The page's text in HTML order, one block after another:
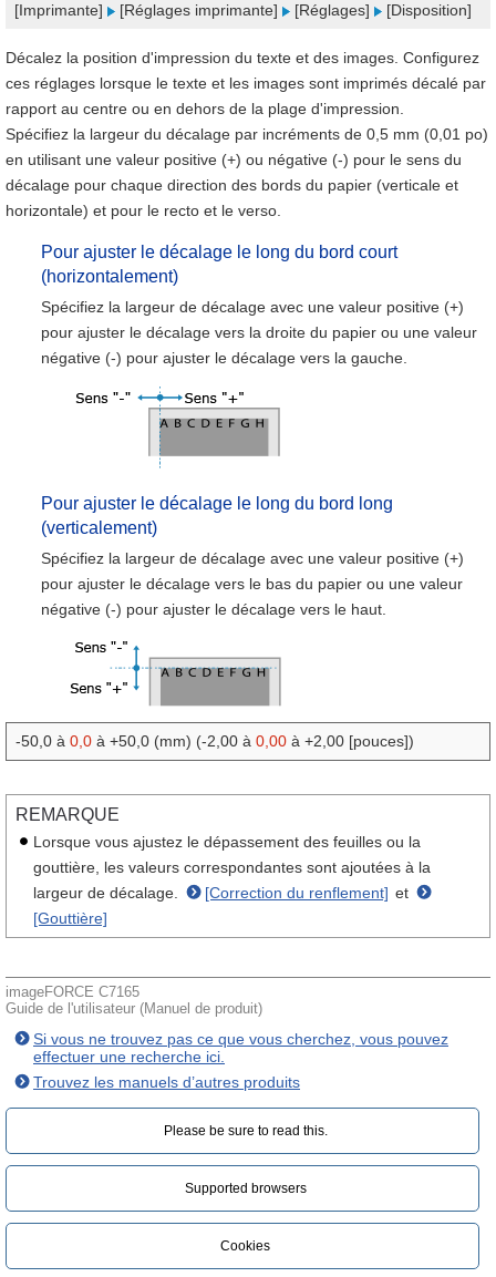
[Imprimante]
[Réglages imprimante] [Réglages] [Disposition]
Décalez la position d'impression du texte et des images. Configurez
ces réglages lorsque le texte et les images sont imprimés décalé par
rapport au centre ou en dehors de la plage d'impression.
Spécifiez la largeur du décalage par incréments de 0,5 mm (0,01 po)
en utilisant une valeur positive (+) ou négative (-) pour le sens du
décalage pour chaque direction des bords du papier (verticale et
horizontale) et pour le recto et le verso.
Pour ajuster le décalage le long du bord court
(horizontalement)
Spécifiez la largeur de décalage avec une valeur positive (+)
pour ajuster le décalage vers la droite du papier ou une valeur
négative (-) pour ajuster le décalage vers la gauche.
Pour ajuster le décalage le long du bord long
(verticalement)
Spécifiez la largeur de décalage avec une valeur positive (+)
pour ajuster le décalage vers le bas du papier ou une valeur
négative (-) pour ajuster le décalage vers le haut.
-50,0 à 0,0 à +50,0 (mm) (-2,00 à 0,00 à +2,00 [pouces])
REMARQUE
Lorsque vous ajustez le dépassement des feuilles ou la
gouttière, les valeurs correspondantes sont ajoutées à la
largeur de décalage.
[Correction du renflement] et
[Gouttière]
imageFORCE C7165
Guide de l'utilisateur (Manuel de produit)
Si vous ne trouvez pas ce que vous cherchez, vous pouvez
effectuer une recherche ici.
Trouvez les manuels d’autres produits
Please be sure to read this.‎
Supported browsers
Cookies